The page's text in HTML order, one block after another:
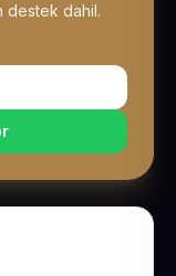
destek dahil.